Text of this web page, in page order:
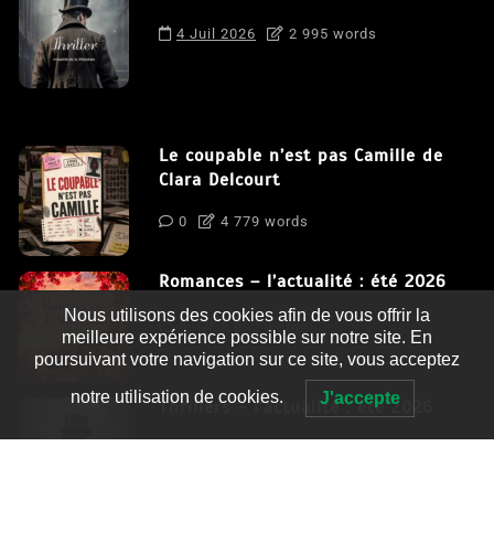
4 Juil 2026 2 995 words
Le coupable n’est pas Camille de
Clara Delcourt
0 4 779 words
Romances – l’actualité : été 2026
0 3 052 words
Thrillers – l’actualité : été 2026
Nous utilisons des cookies afin de vous offrir la
meilleure expérience possible sur notre site. En
poursuivant votre navigation sur ce site, vous acceptez
notre utilisation de cookies. J'accepte